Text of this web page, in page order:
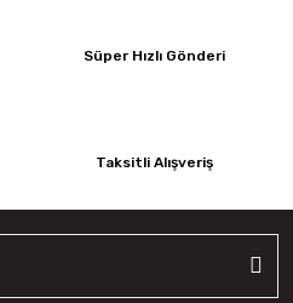
Süper Hızlı Gönderi
Taksitli Alışveriş